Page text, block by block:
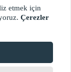
etmek için
Çerezler